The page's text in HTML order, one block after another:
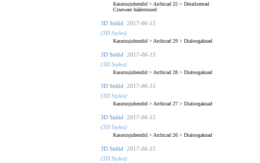
Kasutusjuhendid > Archicad 25 > Detailsemad
Cineware häälestused
3D Stiilid
2017-06-15
(3D Styles)
Kasutusjuhendid > Archicad 29 > Dialoogaknad
3D Stiilid
2017-06-15
(3D Styles)
Kasutusjuhendid > Archicad 28 > Dialoogaknad
3D Stiilid
2017-06-15
(3D Styles)
Kasutusjuhendid > Archicad 27 > Dialoogaknad
3D Stiilid
2017-06-15
(3D Styles)
Kasutusjuhendid > Archicad 26 > Dialoogaknad
3D Stiilid
2017-06-15
(3D Styles)